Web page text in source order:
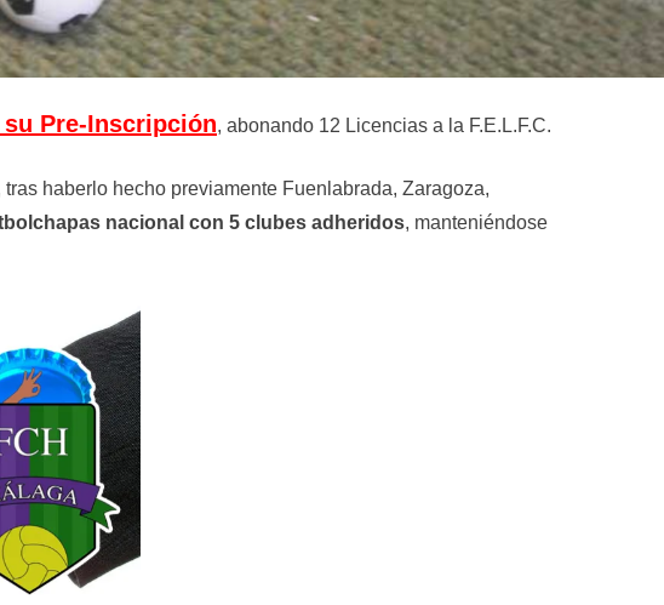
Pre-Inscripción, abonando 12 Licencias a la F.E.L.F.C.
tras haberlo hecho previamente Fuenlabrada, Zaragoza,
nacional con 5 clubes adheridos, manteniéndose